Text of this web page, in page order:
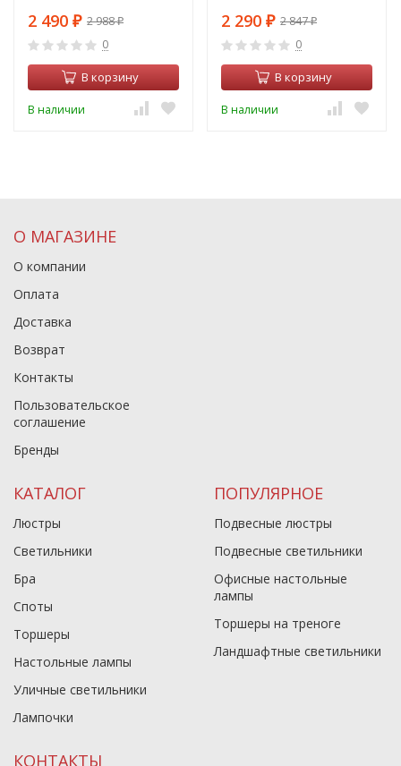
2 490 ₽ 2 988₽
0
В корзину
В наличии
2 290 ₽ 2 847₽
0
В корзину
В наличии
О МАГАЗИНЕ
О компании
Оплата
Доставка
Возврат
Контакты
Пользовательское
соглашение
Бренды
КАТАЛОГ
Люстры
Светильники
Бра
Споты
Торшеры
Настольные лампы
Уличные светильники
Лампочки
ПОПУЛЯРНОЕ
Подвесные люстры
Подвесные светильники
Офисные настольные
лампы
Торшеры на треноге
Ландшафтные светильники
КОНТАКТЫ